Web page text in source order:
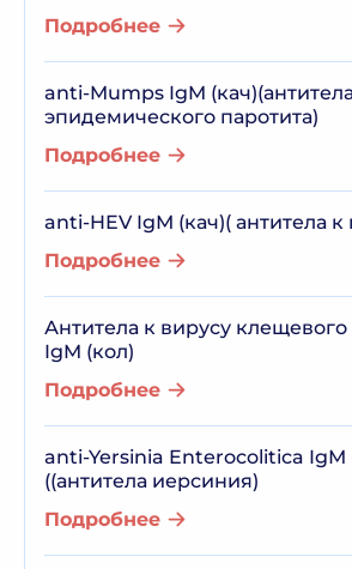
Подробнее
anti-Mumps IgM
эпидемического паротита)
Подробнее
anti-HEV IgМ (кач)( антитела к
Подробнее
Антитела к вирусу
IgM (кол)
Подробнее
anti-Yersinia Enterocolitica IgМ
((антитела иерсиния)
Подробнее